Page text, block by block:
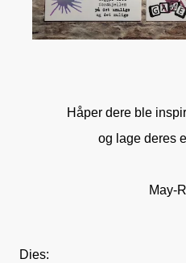
Håper dere ble
og lage deres
May-
Dies: